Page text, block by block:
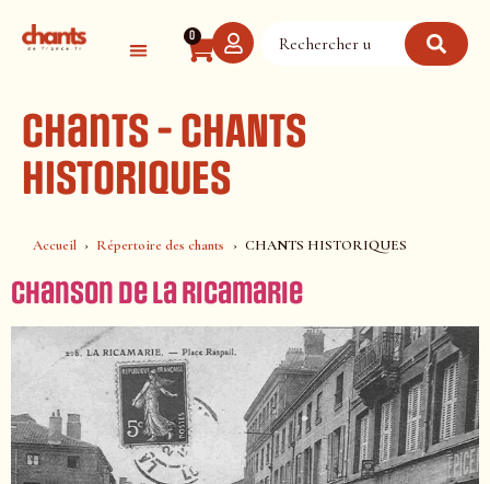
0
Chants - CHANTS
HISTORIQUES
Accueil Répertoire des chants CHANTS HISTORIQUES
Chanson de La Ricamarie